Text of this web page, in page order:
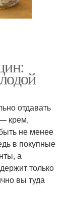
отдавать
крем,
не менее
в покупные
а
только
вы туда